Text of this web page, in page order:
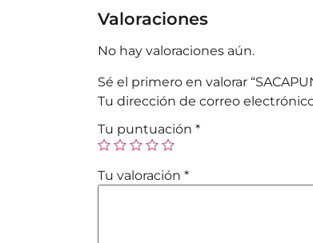
Valoraciones
No hay valoraciones aún.
Sé el primero en valorar
Tu dirección de correo
Tu puntuación *
Tu valoración *